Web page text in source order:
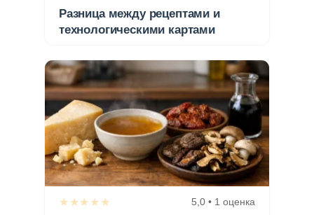
Разница между рецептами и
технологическими картами
★★★★★ 5,0 • 1 оценка